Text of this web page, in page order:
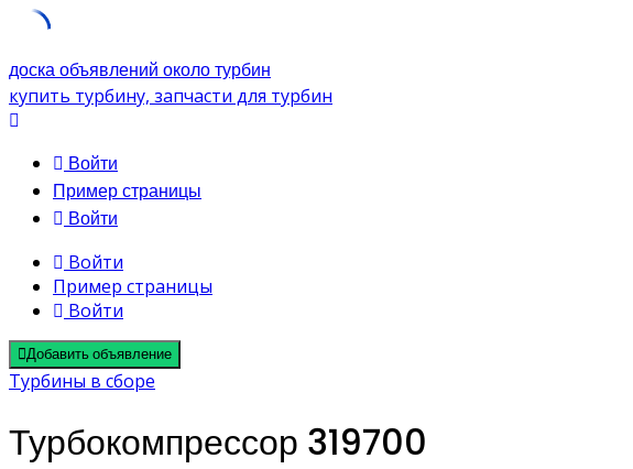
Skip
to
content
доска объявлений около турбин
купить турбину, запчасти для турбин
Войти
Пример страницы
Войти
Войти
Пример страницы
Войти
Добавить объявление
Турбины в сборе
Турбокомпрессор 319700